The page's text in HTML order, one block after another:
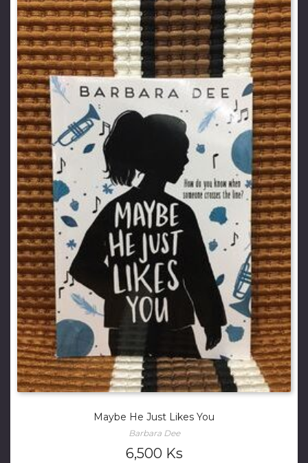
Maybe He Just Likes You
Barbara Dee
6,500 Ks